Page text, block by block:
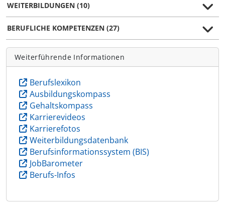
WEITERBILDUNGEN (10)
BERUFLICHE KOMPETENZEN (27)
Weiterführende Informationen
Berufslexikon
Ausbildungskompass
Gehaltskompass
Karrierevideos
Karrierefotos
Weiterbildungsdatenbank
Berufsinformationssystem (BIS)
JobBarometer
Berufs-Infos